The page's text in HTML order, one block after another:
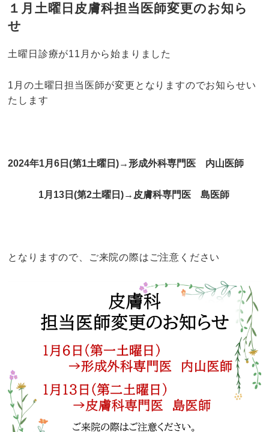
１月土曜日皮膚科担当医師変更のお知ら
せ
土曜日診療が11月から始まりました
1月の土曜日担当医師が変更となりますのでお知らせい
たします
2024年1月6日(第1土曜日)→形成外科専門医 内山医師
1月13日(第2土曜日)→皮膚科専門医 島医師
となりますので、ご来院の際はご注意ください